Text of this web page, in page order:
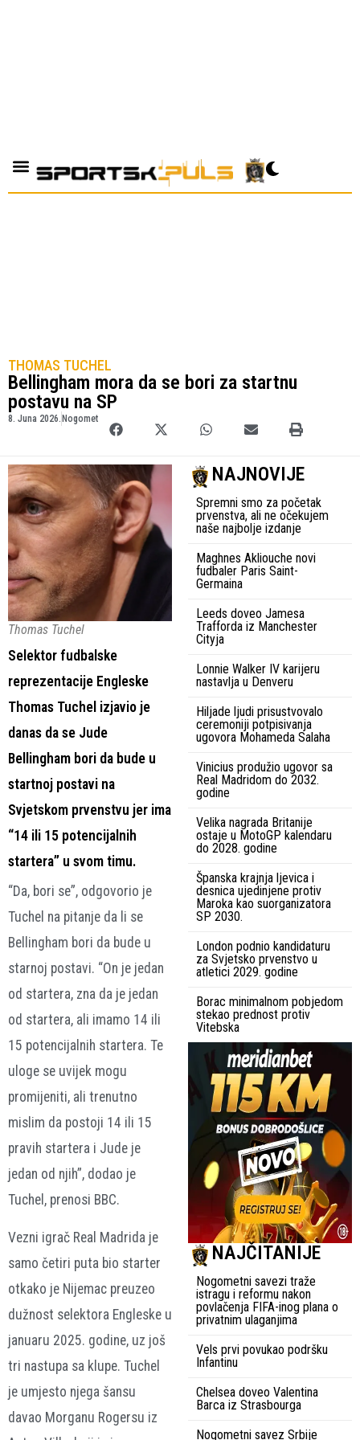
THOMAS TUCHEL
Bellingham mora da se bori za startnu
postavu na SP
8. Juna 2026. Nogomet
Thomas Tuchel
Selektor fudbalske
reprezentacije Engleske
Thomas Tuchel izjavio je
danas da se Jude
Bellingham bori da bude u
startnoj postavi na
Svjetskom prvenstvu jer ima
“14 ili 15 potencijalnih
startera” u svom timu.
“Da, bori se”, odgovorio je
Tuchel na pitanje da li se
Bellingham bori da bude u
starnoj postavi. “On je jedan
od startera, zna da je jedan
od startera, ali imamo 14 ili
15 potencijalnih startera. Te
uloge se uvijek mogu
promijeniti, ali trenutno
mislim da postoji 14 ili 15
pravih startera i Jude je
jedan od njih”, dodao je
Tuchel, prenosi BBC.
Vezni igrač Real Madrida je
samo četiri puta bio starter
otkako je Nijemac preuzeo
dužnost selektora Engleske u
januaru 2025. godine, uz još
tri nastupa sa klupe. Tuchel
je umjesto njega šansu
davao Morganu Rogersu iz
NAJNOVIJE
Spremni smo za početak
prvenstva, ali ne očekujem
naše najbolje izdanje
Maghnes Akliouche novi
fudbaler Paris Saint-
Germaina
Leeds doveo Jamesa
Trafforda iz Manchester
Cityja
Lonnie Walker IV karijeru
nastavlja u Denveru
Hiljade ljudi prisustvovalo
ceremoniji potpisivanja
ugovora Mohameda Salaha
Vinicius produžio ugovor sa
Real Madridom do 2032.
godine
Velika nagrada Britanije
ostaje u MotoGP kalendaru
do 2028. godine
Španska krajnja ljevica i
desnica ujedinjene protiv
Maroka kao suorganizatora
SP 2030.
London podnio kandidaturu
za Svjetsko prvenstvo u
atletici 2029. godine
Borac minimalnom pobjedom
stekao prednost protiv
Vitebska
NAJČITANIJE
Nogometni savezi traže
istragu i reformu nakon
povlačenja FIFA-inog plana o
privatnim ulaganjima
Vels prvi povukao podršku
Infantinu
Chelsea doveo Valentina
Barca iz Strasbourga
Nogometni savez Srbije